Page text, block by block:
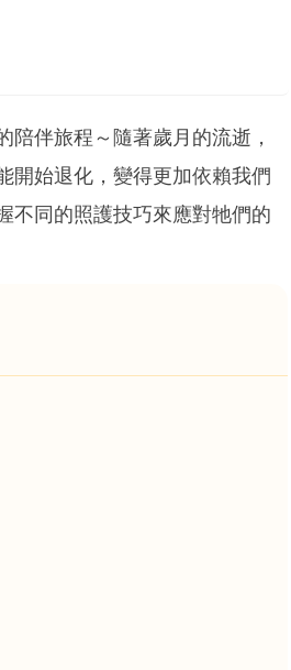
伴旅程～隨著歲月的流逝，
開始退化，變得更加依賴我們
不同的照護技巧來應對牠們的